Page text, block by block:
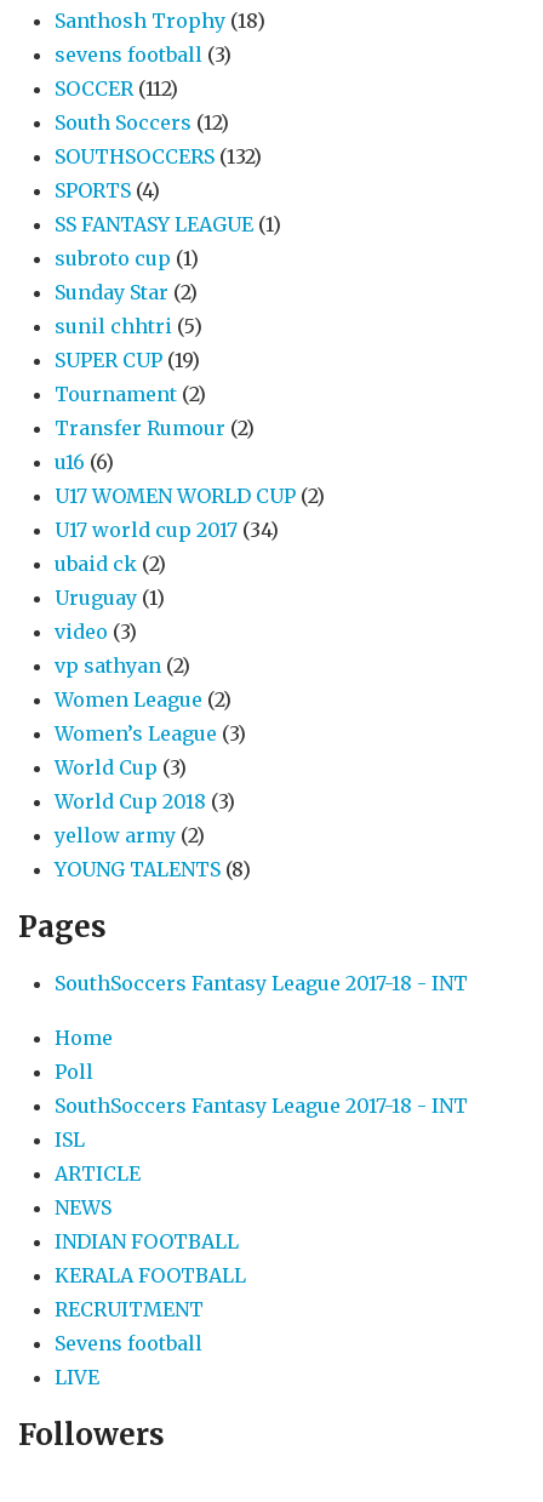
Santhosh Trophy (18)
sevens football (3)
SOCCER (112)
South Soccers (12)
SOUTHSOCCERS (132)
SPORTS (4)
SS FANTASY LEAGUE (1)
subroto cup (1)
Sunday Star (2)
sunil chhtri (5)
SUPER CUP (19)
Tournament (2)
Transfer Rumour (2)
u16 (6)
U17 WOMEN WORLD CUP (2)
U17 world cup 2017 (34)
ubaid ck (2)
Uruguay (1)
video (3)
vp sathyan (2)
Women League (2)
Women’s League (3)
World Cup (3)
World Cup 2018 (3)
yellow army (2)
YOUNG TALENTS (8)
Pages
SouthSoccers Fantasy League 2017-18 - INT
Home
Poll
SouthSoccers Fantasy League 2017-18 - INT
ISL
ARTICLE
NEWS
INDIAN FOOTBALL
KERALA FOOTBALL
RECRUITMENT
Sevens football
LIVE
Followers